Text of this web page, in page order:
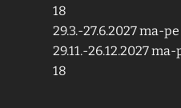
18
29.3.-27.6.2027 ma-
29.11.-26.12.2027
18